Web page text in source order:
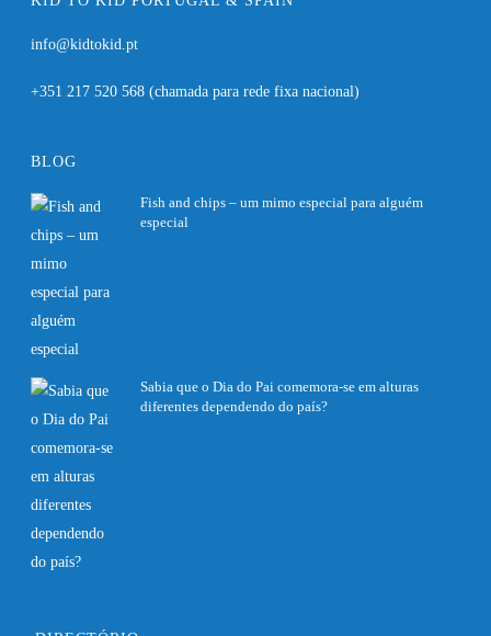
info@kidtokid.pt
+351 217 520 568(chamada para rede fixa nacional)
BLOG
Fish and chips – um mimo especial para alguém
especial
Sabia que o Dia do Pai comemora-se em alturas
diferentes dependendo do país?